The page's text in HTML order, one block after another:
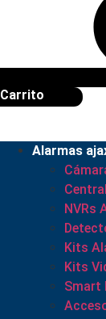
Carrito
Alarmas
NVRs
Kits
Kits
Smart